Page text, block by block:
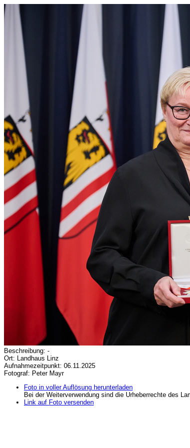
Beschreibung: -
Ort: Landhaus Linz
Aufnahmezeitpunkt: 06.11.2025
Fotograf: Peter Mayr
Foto in voller Auflösung herunterladen
Bei der Weiterverwendung sind die Urheberrechte des
Link auf Foto versenden